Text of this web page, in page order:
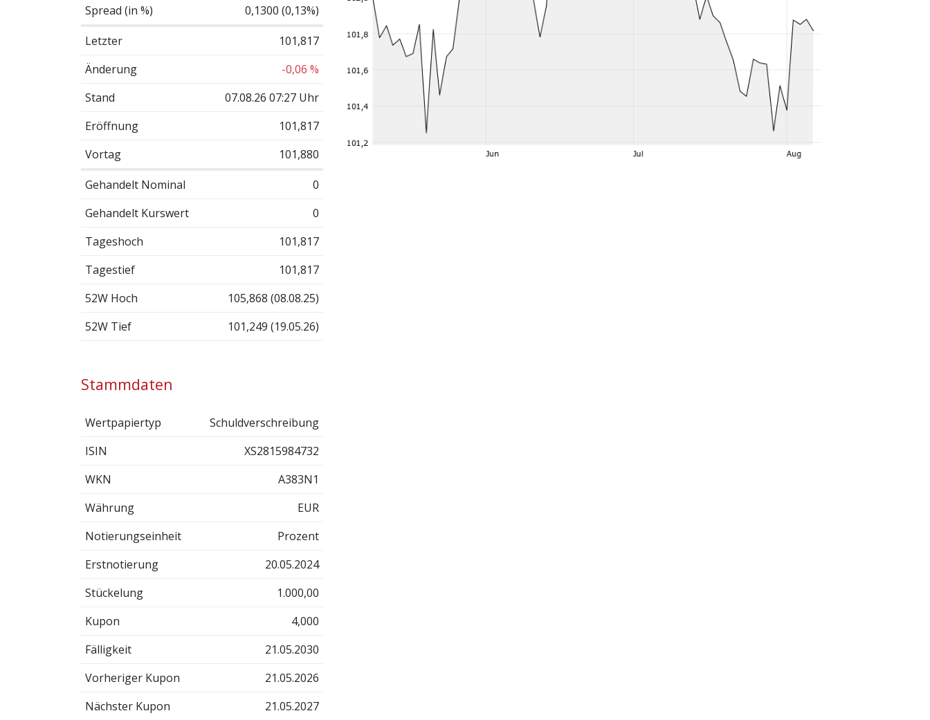
Spread (in %)
0,1300 (0,13%)
Letzter
101,817
Änderung
-0,06 %
Stand
07.08.26 07:27 Uhr
Eröffnung
101,817
Vortag
101,880
Gehandelt Nominal
0
Gehandelt Kurswert
0
Tageshoch
101,817
Tagestief
101,817
52W Hoch
105,868 (08.08.25)
52W Tief
101,249 (19.05.26)
Stammdaten
Wertpapiertyp
Schuldverschreibung
ISIN
XS2815984732
WKN
A383N1
Währung
EUR
Notierungseinheit
Prozent
Erstnotierung
20.05.2024
Stückelung
1.000,00
Kupon
4,000
Fälligkeit
21.05.2030
Vorheriger Kupon
21.05.2026
Nächster Kupon
21.05.2027